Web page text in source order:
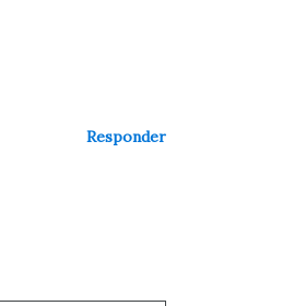
Responder